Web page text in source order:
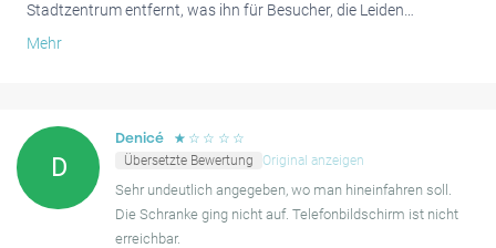
Stadtzentrum entfernt, was ihn für Besucher, die Leiden
erkunden, äußerst praktisch macht. Viele Nutzer schätzen den
Während die Mehrheit der Erfahrungen sehr positiv ist, haben
einige Besucher gelegentlich kleinere Probleme berichtet. Dazu
gehören unklare Einfahrtsbeschilderungen oder Schwierigkeiten
bei der Verlängerung der Parkdauer. Der Kundensupport ist in
diesen Fällen manchmal nur mit Geduld zu erreichen. Trotz dieser
Mehr
D
Denicé ☆ ☆ ☆ ☆ ☆
Übersetzte Bewertung
Original anzeigen
Sehr undeutlich angegeben, wo man hineinfahren soll.
Die Schranke ging nicht auf. Telefonbildschirm ist nicht
erreichbar.